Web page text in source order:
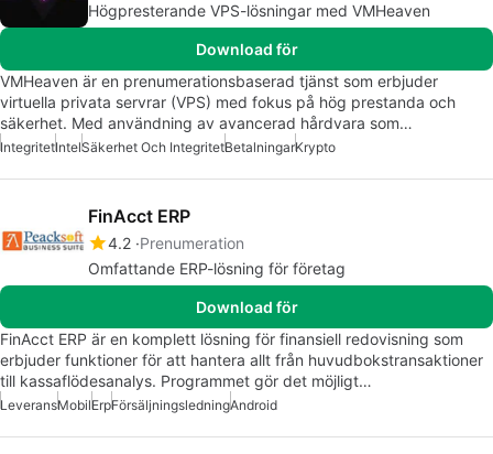
Högpresterande VPS-lösningar med VMHeaven
Download för
VMHeaven är en prenumerationsbaserad tjänst som erbjuder
virtuella privata servrar (VPS) med fokus på hög prestanda och
säkerhet. Med användning av avancerad hårdvara som…
IntegritetIntelSäkerhet Och IntegritetBetalningarKrypto
FinAcct ERP
4.2 Prenumeration
Omfattande ERP-lösning för företag
Download för
FinAcct ERP är en komplett lösning för finansiell redovisning som
erbjuder funktioner för att hantera allt från huvudbokstransaktioner
till kassaflödesanalys. Programmet gör det möjligt…
LeveransMobilErpFörsäljningsledningAndroid